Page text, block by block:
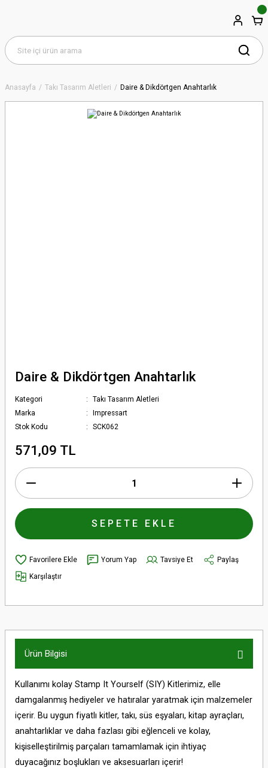
Anasayfa Takı Tasarım Aletleri Daire & Dikdörtgen Anahtarlık
Daire & Dikdörtgen Anahtarlık
Kategori
Takı Tasarım Aletleri
Marka
Impressart
Stok Kodu
SCK062
571,09 TL
SEPETE EKLE
Yorum Yap Tavsiye Et
Paylaş
Karşılaştır
Ürün Bilgisi
Kullanımı kolay Stamp It Yourself (SIY) Kitlerimiz, elle
damgalanmış hediyeler ve hatıralar yaratmak için malzemeler
içerir. Bu uygun fiyatlı kitler, takı, süs eşyaları, kitap ayraçları,
anahtarlıklar ve daha fazlası gibi eğlenceli ve kolay,
kişiselleştirilmiş parçaları tamamlamak için ihtiyaç
duyacağınız boşlukları ve aksesuarları içerir!